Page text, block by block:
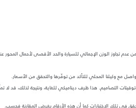
تجاوز الوزن الإجمالي للسيارة والحد الأقصى لأحمال المحور
مع وكيلنا المحلي للتأكد من توفّرها والتحقق من الأسعار.
التصاميم. هذا ظرف ديناميكي للغاية، ونتيجة لذلك، قد لا
في تلك الاختبارات كما أن هذه الأرقام بغرض المقارنة فحسب.